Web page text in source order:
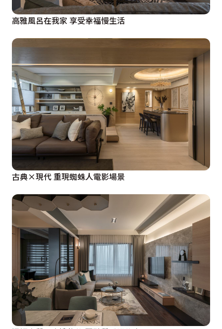
高雅風呂在我家 享受幸福慢生活
古典×現代 重現蜘蛛人電影場景